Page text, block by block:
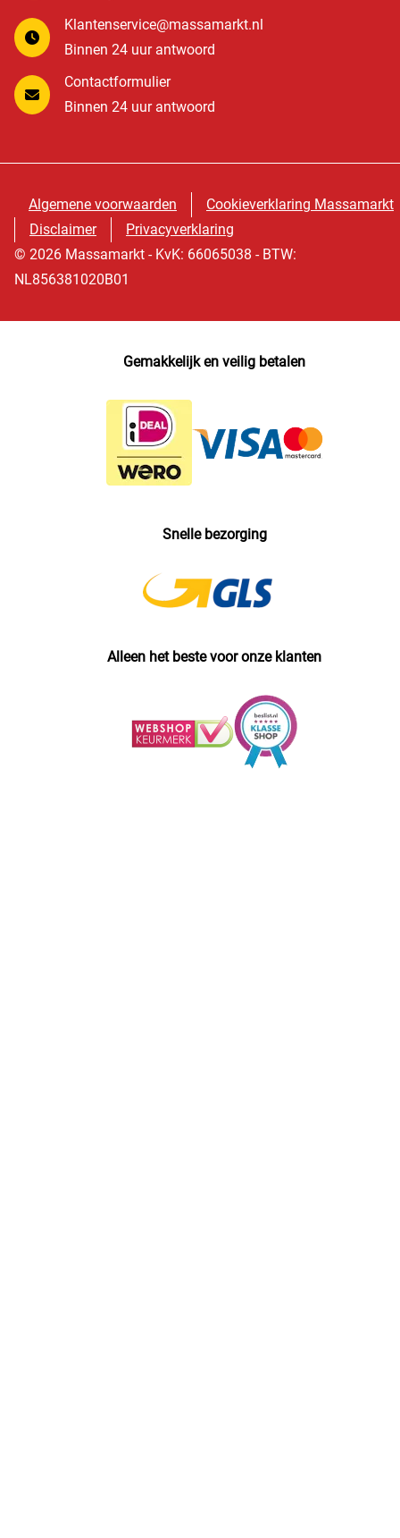
Klantenservice@massamarkt.nl
Binnen 24 uur antwoord
Contactformulier
Binnen 24 uur antwoord
Algemene voorwaarden
Cookieverklaring Massamarkt
Disclaimer
Privacyverklaring
© 2026 Massamarkt - KvK: 66065038 - BTW:
NL856381020B01
Gemakkelijk en veilig betalen
Snelle bezorging
Alleen het beste voor onze klanten